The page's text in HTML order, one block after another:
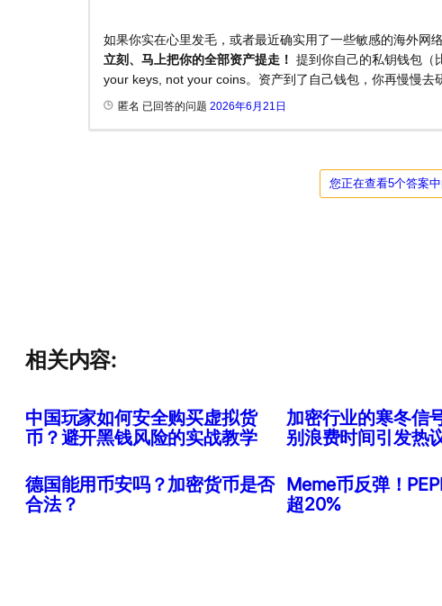
如果你实在心里发毛，或者最近确实用了一些敏感的海外网
立刻、马上把你的全部资产提走！ 提到你自己的私钥钱包（
your keys, not your coins。资产到了自己钱包，你再慢慢
匿名 已回答的问题 2026年6月21日
您正在查看5个答案
相关内容:
中国玩家如何安全购买虚拟货
币？避开黑钱风险的实战教学
加密行业的寒冬信
别浪费时间引发热
德国能用币安吗？加密货币是否
合法？
Meme币反弹！
超20%